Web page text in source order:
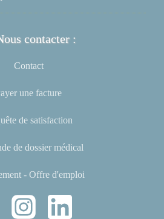
contacter :
Contact
une facture
de satisfaction
de dossier médical
- Offre d'emploi